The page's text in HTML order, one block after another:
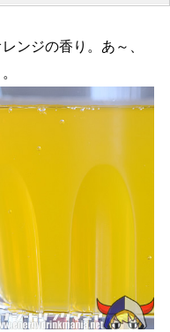
ンジの香り。あ～、